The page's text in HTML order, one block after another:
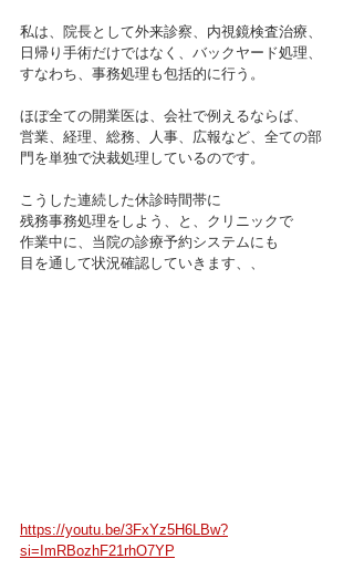
私は、院長として外来診察、内視鏡検査治療、
日帰り手術だけではなく、バックヤード処理、
すなわち、事務処理も包括的に行う。
ほぼ全ての開業医は、会社で例えるならば、
営業、経理、総務、人事、広報など、全ての部
門を単独で決裁処理しているのです。
こうした連続した休診時間帯に
残務事務処理をしよう、と、クリニックで
作業中に、当院の診療予約システムにも
目を通して状況確認していきます、、
https://youtu.be/3FxYz5H6LBw?
si=ImRBozhF21rhO7YP